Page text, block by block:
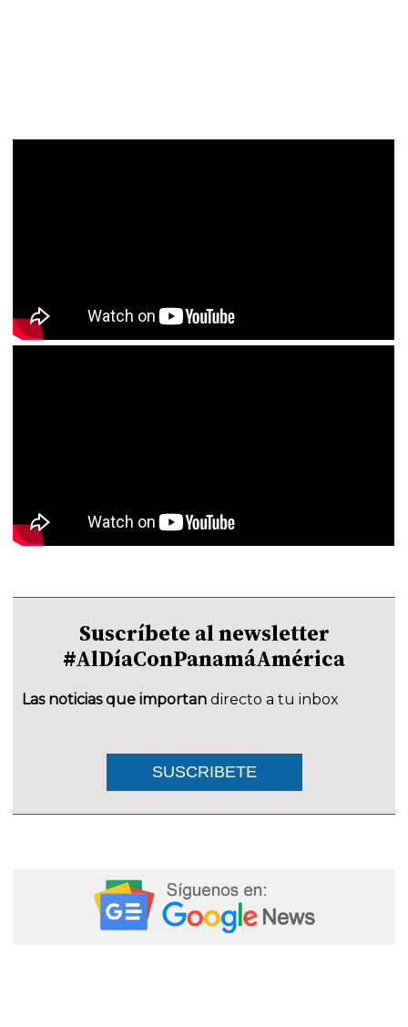
Suscríbete al newsletter
#AlDíaConPanamáAmérica
Las noticias que importan directo a tu inbox
SUSCRIBETE